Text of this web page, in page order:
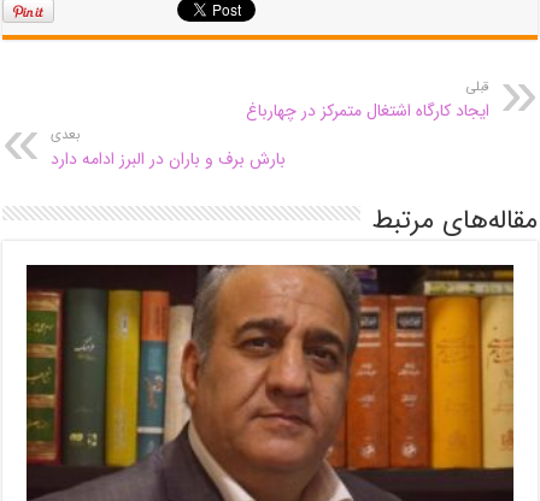
قبلی
ایجاد کارگاه اشتغال متمرکز در چهارباغ
بعدی
بارش برف و باران در البرز ادامه دارد
مقاله‌های مرتبط